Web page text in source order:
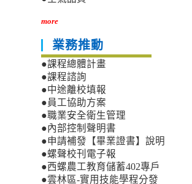
more
業務推動
●課程總體計畫
●課程諮詢
●中途離校填報
●員工協助方案
●職業安全衛生管理
●內部控制聲明書
●申請補發【畢業證書】說明
●螺聲校刊電子報
●西螺農工教育儲蓄402專戶
●雲林區-實用技能學程分發